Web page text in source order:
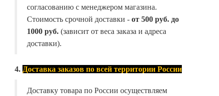
согласованию с менеджером магазина.
Стоимость срочной доставки - от 500 руб. до
1000 руб. (зависит от веса заказа и адреса
доставки).
4. Доставка заказов по всей территории России
Доставку товара по России осуществляем